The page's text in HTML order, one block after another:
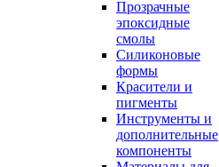
Прозрачные
эпоксидные
смолы
Силиконовые
формы
Красители и
пигменты
Инструменты и
дополнительные
компоненты